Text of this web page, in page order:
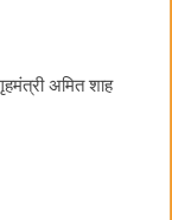
अमित शाह